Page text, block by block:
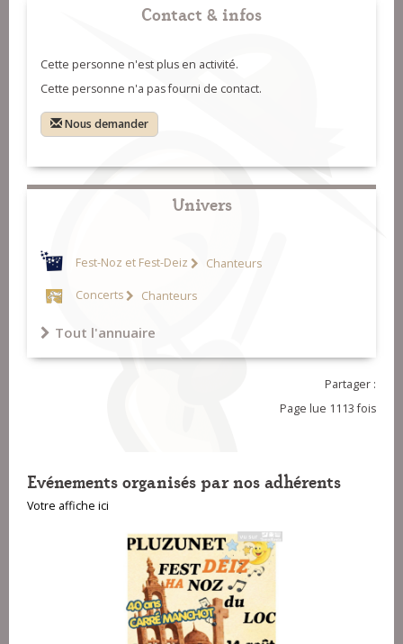
Contact & infos
Cette personne n'est plus en activité.
Cette personne n'a pas fourni de contact.
Nous demander
Univers
Fest-Noz et Fest-Deiz Chanteurs
Concerts Chanteurs
Tout l'annuaire
Partager :
Page lue 1113 fois
Evénements organisés par nos adhérents
Votre affiche ici